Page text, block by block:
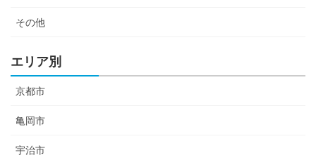
その他
エリア別
京都市
亀岡市
宇治市